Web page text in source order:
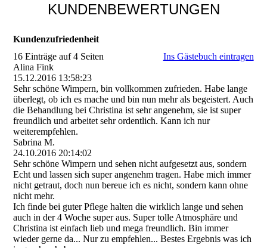
KUNDENBEWERTUNGEN
Kundenzufriedenheit
16 Einträge auf 4 Seiten
Ins Gästebuch eintragen
Alina Fink
15.12.2016 13:58:23
Sehr schöne Wimpern, bin vollkommen zufrieden. Habe lange
überlegt, ob ich es mache und bin nun mehr als begeistert. Auch
die Behandlung bei Christina ist sehr angenehm, sie ist super
freundlich und arbeitet sehr ordentlich. Kann ich nur
weiterempfehlen.
Sabrina M.
24.10.2016 20:14:02
Sehr schöne Wimpern und sehen nicht aufgesetzt aus, sondern
Echt und lassen sich super angenehm tragen. Habe mich immer
nicht getraut, doch nun bereue ich es nicht, sondern kann ohne
nicht mehr.
Ich finde bei guter Pflege halten die wirklich lange und sehen
auch in der 4 Woche super aus. Super tolle Atmosphäre und
Christina ist einfach lieb und mega freundlich. Bin immer
wieder gerne da... Nur zu empfehlen... Bestes Ergebnis was ich